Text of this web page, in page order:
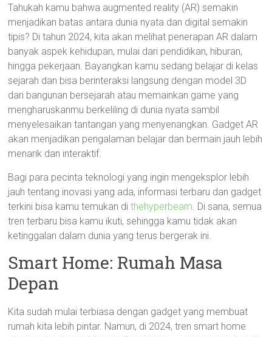
Tahukah kamu bahwa augmented reality (AR) semakin
menjadikan batas antara dunia nyata dan digital semakin
tipis? Di tahun 2024, kita akan melihat penerapan AR dalam
banyak aspek kehidupan, mulai dari pendidikan, hiburan,
hingga pekerjaan. Bayangkan kamu sedang belajar di kelas
sejarah dan bisa berinteraksi langsung dengan model 3D
dari bangunan bersejarah atau memainkan game yang
mengharuskanmu berkeliling di dunia nyata sambil
menyelesaikan tantangan yang menyenangkan. Gadget AR
akan menjadikan pengalaman belajar dan bermain jauh lebih
menarik dan interaktif.
Bagi para pecinta teknologi yang ingin mengeksplor lebih
jauh tentang inovasi yang ada, informasi terbaru dan gadget
terkini bisa kamu temukan dithehyperbeam. Di sana, semua
tren terbaru bisa kamu ikuti, sehingga kamu tidak akan
ketinggalan dalam dunia yang terus bergerak ini.
Smart Home: Rumah Masa
Depan
Kita sudah mulai terbiasa dengan gadget yang membuat
rumah kita lebih pintar. Namun, di 2024, tren smart home